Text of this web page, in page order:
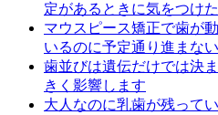
定があるときに気をつけ
マウスピース矯正で歯が
いるのに予定通り進まな
歯並びは遺伝だけでは決
きく影響します
大人なのに乳歯が残って